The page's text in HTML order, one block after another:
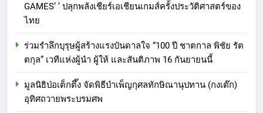
GAMES’ ’ ปลุกพลังเชียร์เอเชียนเกมส์ครั้งประวัติศาสตร์ของ
ไทย
ร่วมรำลึกบุรุษผู้สร้างแรงบันดาลใจ “100 ปี ชาตกาล พิชัย รัต
ตกุล” เวทีแห่งผู้นำ ผู้ให้ และสันติภาพ 16 กันยายนนี้
มูลนิธิป่อเต็กตึ๊ง จัดพิธีบำเพ็ญกุศลทักษิณานุปทาน (กงเต๊ก)
อุทิศถวายพระบรมศพ